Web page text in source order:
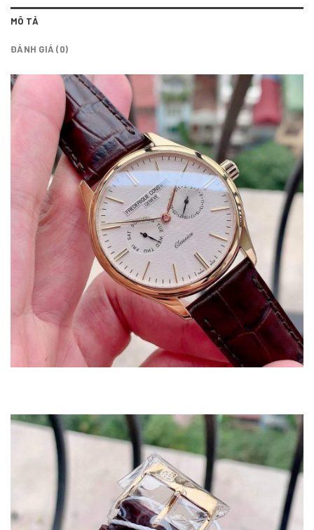
MÔ TẢ
ĐÁNH GIÁ (0)